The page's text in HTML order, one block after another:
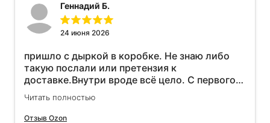
Геннадий Б.
24 июня 2026
пришло с дыркой в коробке. Не знаю либо
такую послали или претензия к
доставке.Внутри вроде всё цело. С первого
раза установить не получается не знаю
может интернет дурит. Четыре звёзды за
упаковку с дыркой.Как опробую дополню
Читать полностью
Отзыв Ozon